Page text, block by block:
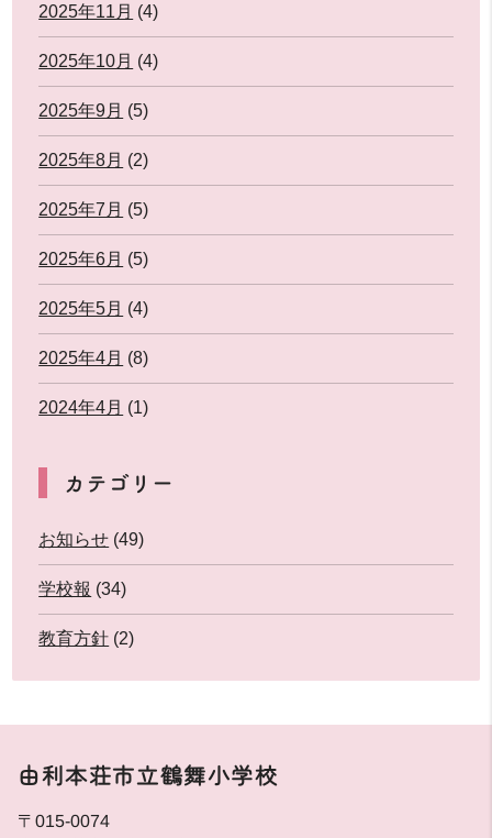
2025年11月 (4)
2025年10月 (4)
2025年9月 (5)
2025年8月 (2)
2025年7月 (5)
2025年6月 (5)
2025年5月 (4)
2025年4月 (8)
2024年4月 (1)
カテゴリー
お知らせ (49)
学校報 (34)
教育方針 (2)
由利本荘市立鶴舞小学校
〒015-0074